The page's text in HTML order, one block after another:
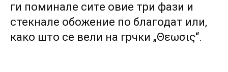
ги поминале сите овие три фази и
стекнале обожение по благодат или,
како што се вели на грчки „Θεωσις“.